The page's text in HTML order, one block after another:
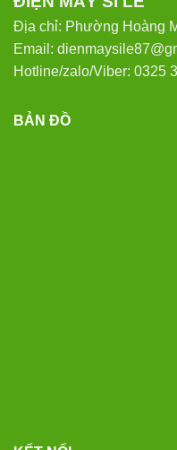
Địa chỉ: Phường Hoàng
Email:
Hotline/zalo/Viber: 0325
BẢN ĐỒ